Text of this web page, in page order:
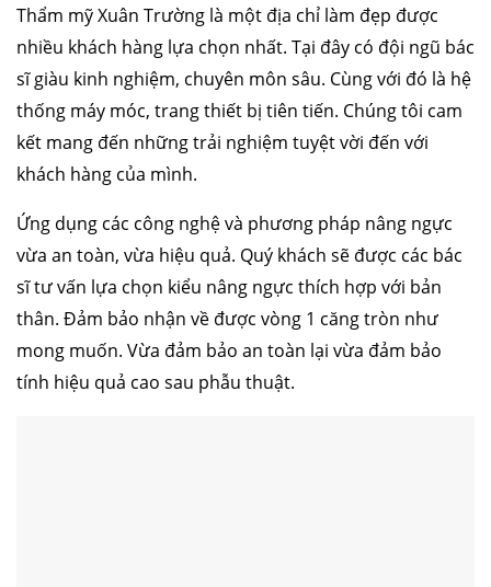
Thẩm mỹ Xuân Trường là một địa chỉ làm đẹp được
nhiều khách hàng lựa chọn nhất. Tại đây có đội ngũ bác
sĩ giàu kinh nghiệm, chuyên môn sâu. Cùng với đó là hệ
thống máy móc, trang thiết bị tiên tiến. Chúng tôi cam
kết mang đến những trải nghiệm tuyệt vời đến với
khách hàng của mình.
Ứng dụng các công nghệ và phương pháp nâng ngực
vừa an toàn, vừa hiệu quả. Quý khách sẽ được các bác
sĩ tư vấn lựa chọn kiểu nâng ngực thích hợp với bản
thân. Đảm bảo nhận về được vòng 1 căng tròn như
mong muốn. Vừa đảm bảo an toàn lại vừa đảm bảo
tính hiệu quả cao sau phẫu thuật.